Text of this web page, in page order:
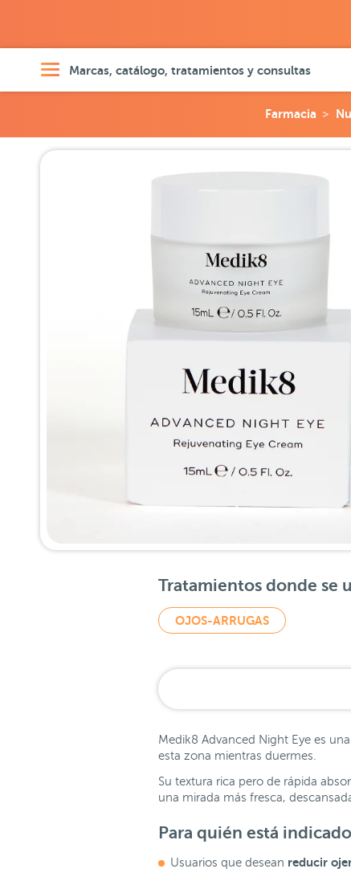
Marcas, catálogo, tratamientos y consultas
Farmacia
Tratamientos donde se
OJOS-ARRUGAS
Medik8 Advanced Night Eye es
esta zona mientras duermes.
Su textura rica pero de rápida
una mirada más fresca,
Para quién está
Usuarios que desean reducir